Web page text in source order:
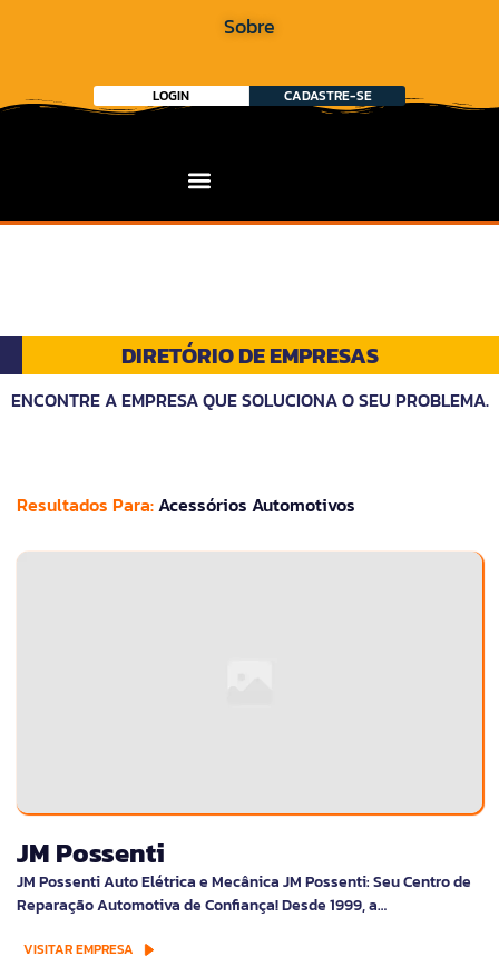
Sobre
LOGIN CADASTRE-SE
DIRETÓRIO DE EMPRESAS
ENCONTRE A EMPRESA QUE SOLUCIONA O SEU PROBLEMA.
Resultados Para:Acessórios Automotivos
JM Possenti
JM Possenti Auto Elétrica e Mecânica JM Possenti: Seu Centro de
Reparação Automotiva de Confiança! Desde 1999, a…
VISITAR EMPRESA